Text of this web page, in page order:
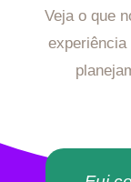
Veja o que